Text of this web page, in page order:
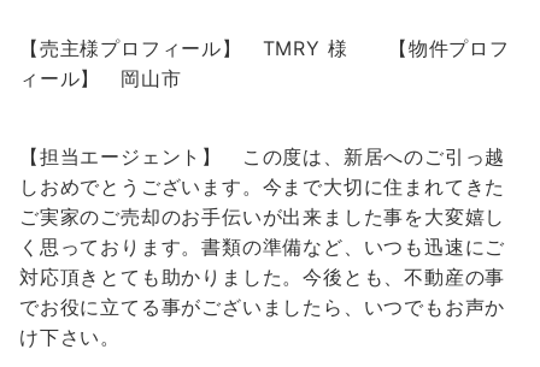
【売主様プロフィール】 TMRY 様 【物件プロフ
ィール】 岡山市
【担当エージェント】 この度は、新居へのご引っ越
しおめでとうございます。今まで大切に住まれてきた
ご実家のご売却のお手伝いが出来ました事を大変嬉し
く思っております。書類の準備など、いつも迅速にご
対応頂きとても助かりました。今後とも、不動産の事
でお役に立てる事がございましたら、いつでもお声か
け下さい。